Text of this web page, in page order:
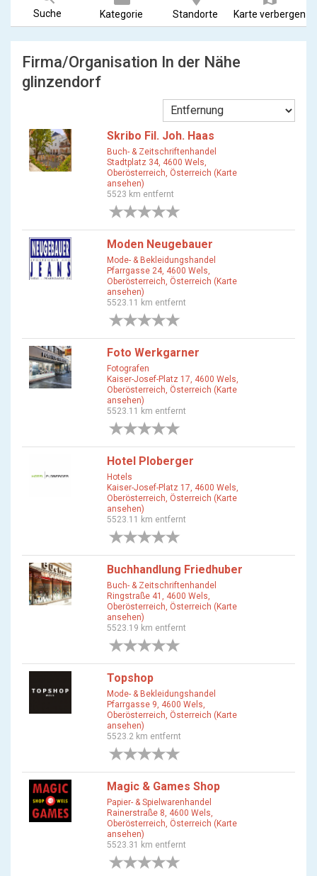
Suche Kategorie Standorte Karte verbergen
Firma/Organisation In der Nähe
glinzendorf
Skribo Fil. Joh. Haas
Buch- & Zeitschriftenhandel
Stadtplatz 34, 4600 Wels,
Oberösterreich, Österreich (Karte
ansehen)
5523 km entfernt
Moden Neugebauer
Mode- & Bekleidungshandel
Pfarrgasse 24, 4600 Wels,
Oberösterreich, Österreich (Karte
ansehen)
5523.11 km entfernt
Foto Werkgarner
Fotografen
Kaiser-Josef-Platz 17, 4600 Wels,
Oberösterreich, Österreich (Karte
ansehen)
5523.11 km entfernt
Hotel Ploberger
Hotels
Kaiser-Josef-Platz 17, 4600 Wels,
Oberösterreich, Österreich (Karte
ansehen)
5523.11 km entfernt
Buchhandlung Friedhuber
Buch- & Zeitschriftenhandel
Ringstraße 41, 4600 Wels,
Oberösterreich, Österreich (Karte
ansehen)
5523.19 km entfernt
Topshop
Mode- & Bekleidungshandel
Pfarrgasse 9, 4600 Wels,
Oberösterreich, Österreich (Karte
ansehen)
5523.2 km entfernt
Magic & Games Shop
Papier- & Spielwarenhandel
Rainerstraße 8, 4600 Wels,
Oberösterreich, Österreich (Karte
ansehen)
5523.31 km entfernt